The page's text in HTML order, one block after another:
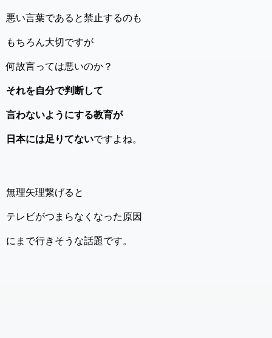
悪い言葉であると禁止するのも
もちろん大切ですが
何故言っては悪いのか？
それを自分で判断して
言わないようにする教育が
日本には足りてないですよね。
無理矢理繋げると
テレビがつまらなくなった原因
にまで行きそうな話題です。